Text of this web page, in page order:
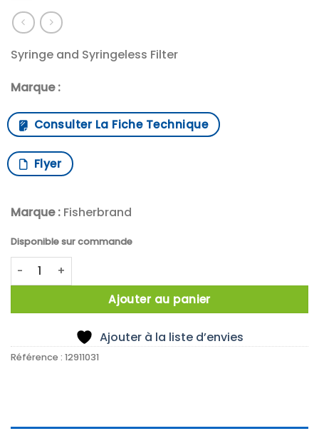
Syringe and Syringeless Filter
Marque :
Consulter La Fiche Technique
Flyer
Marque : Fisherbrand
Disponible sur commande
quantité de X100 Einweg-Spritze Fisherbrand mit Luer-Slip
Ajouter au panier
Ajouter à la liste d’envies
Référence : 12911031